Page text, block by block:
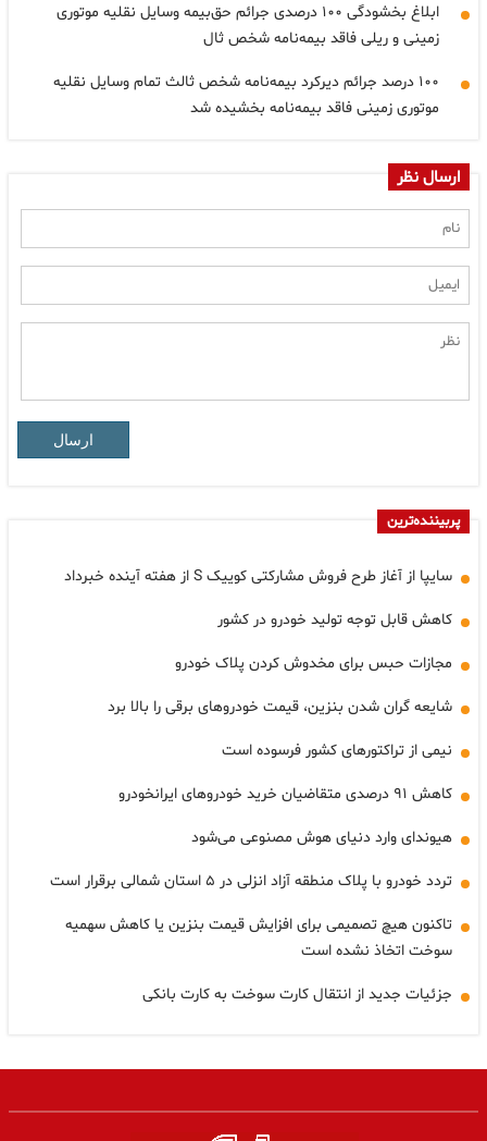
ابلاغ بخشودگی ۱۰۰ درصدی جرائم حق‌بیمه وسایل نقلیه موتوری
زمینی و ریلی فاقد بیمه‌نامه شخص ثال
۱۰۰ درصد جرائم دیرکرد بیمه‌نامه شخص ثالث تمام وسایل نقلیه
موتوری زمینی فاقد بیمه‌نامه بخشیده شد
ارسال نظر
ارسال
پربیننده‌ترین
سایپا از آغاز طرح فروش مشارکتی کوییک S از هفته آینده خبرداد
کاهش قابل توجه تولید خودرو در کشور
مجازات حبس برای مخدوش کردن پلاک خودرو
شایعه گران شدن بنزین، قیمت خودروهای برقی را بالا برد
نیمی از تراکتورهای کشور فرسوده است
کاهش ۹۱ درصدی متقاضیان خرید خودروهای ایرانخودرو
هیوندای وارد دنیای هوش مصنوعی می‌شود
تردد خودرو با پلاک منطقه آزاد انزلی در ۵ استان شمالی برقرار است
تاکنون هیچ تصمیمی برای افزایش قیمت بنزین یا کاهش سهمیه
سوخت اتخاذ نشده است
جزئیات جدید از انتقال کارت سوخت به کارت بانکی